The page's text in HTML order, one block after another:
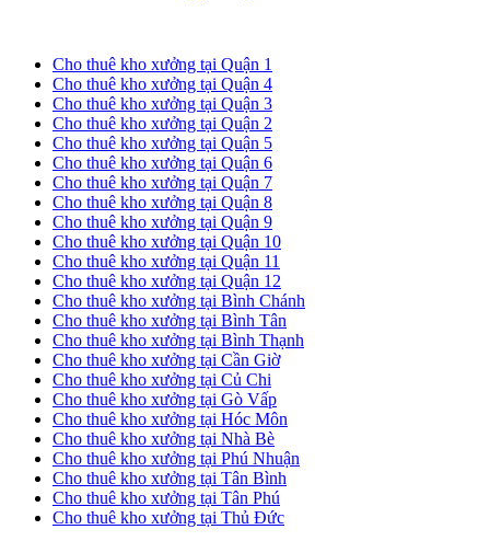
Cho thuê kho xưởng tại Quận 1
Cho thuê kho xưởng tại Quận 4
Cho thuê kho xưởng tại Quận 3
Cho thuê kho xưởng tại Quận 2
Cho thuê kho xưởng tại Quận 5
Cho thuê kho xưởng tại Quận 6
Cho thuê kho xưởng tại Quận 7
Cho thuê kho xưởng tại Quận 8
Cho thuê kho xưởng tại Quận 9
Cho thuê kho xưởng tại Quận 10
Cho thuê kho xưởng tại Quận 11
Cho thuê kho xưởng tại Quận 12
Cho thuê kho xưởng tại Bình Chánh
Cho thuê kho xưởng tại Bình Tân
Cho thuê kho xưởng tại Bình Thạnh
Cho thuê kho xưởng tại Cần Giờ
Cho thuê kho xưởng tại Củ Chi
Cho thuê kho xưởng tại Gò Vấp
Cho thuê kho xưởng tại Hóc Môn
Cho thuê kho xưởng tại Nhà Bè
Cho thuê kho xưởng tại Phú Nhuận
Cho thuê kho xưởng tại Tân Bình
Cho thuê kho xưởng tại Tân Phú
Cho thuê kho xưởng tại Thủ Đức